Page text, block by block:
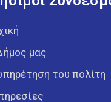
μας
του πολίτη